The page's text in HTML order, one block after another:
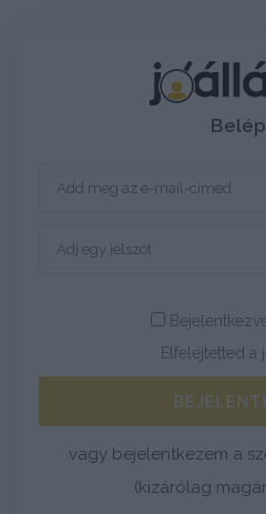
Elfelejtetted a
vagy bejelentkezem a
(kizárólag